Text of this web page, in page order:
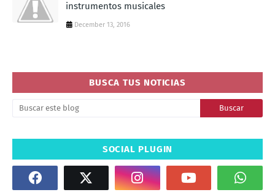
instrumentos musicales
December 13, 2016
BUSCA TUS NOTICIAS
SOCIAL PLUGIN